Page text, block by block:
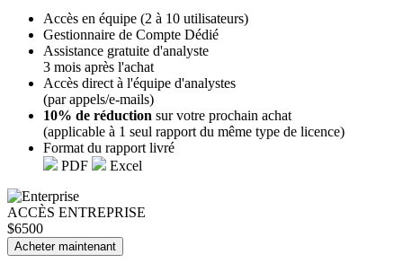
Accès en équipe (2 à 10 utilisateurs)
Gestionnaire de Compte Dédié
Assistance gratuite d'analyste
3 mois après l'achat
Accès direct à l'équipe d'analystes
(par appels/e-mails)
10% de réduction sur votre prochain achat
(applicable à 1 seul rapport du même type de licence)
Format du rapport livré
PDF
Excel
ACCÈS ENTREPRISE
$6500
Acheter maintenant